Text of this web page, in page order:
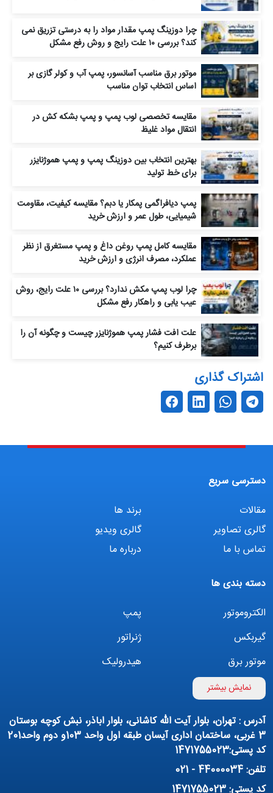
چرا دوزینگ پمپ مقدار مواد را به‌ درستی تزریق نمی‌
کند؟ بررسی ۱۰ علت رایج و روش رفع مشکل
موتور برق مناسب آسانسور، پمپ آب و کولر گازی بر
اساس انتخاب توان مناسب
مقایسه تخصصی لوب پمپ و پمپ بشکه‌ کش در
انتقال مواد غلیظ
بهترین انتخاب بین دوزینگ پمپ و پمپ هموژنایزر
برای خط تولید
پمپ دیافراگمی پمکار یا دبم؟ مقایسه کیفیت، مقاومت
شیمیایی، طول عمر و ارزش خرید
مقایسه کامل پمپ روغن داغ و پمپ مستغرق از نظر
عملکرد، مصرف انرژی و ارزش خرید
چرا لوب پمپ مکش ندارد؟ بررسی ۱۰ علت رایج، روش
عیب‌ یابی و راهکار رفع مشکل
علت افت فشار پمپ هموژنایزر چیست و چگونه آن را
برطرف کنیم؟
اشتراک گذاری
دسترسی سریع
مقالات
برند ها
گالری تصاویر
گالری ویدیو
تماس با ما
درباره ما
دسته بندی ها
الکتروموتور
پمپ
گیربکس
ژنراتور
موتور برق
هیدرولیک
اینورتر
تهویه مطبوع
پمپ هواده
پمپ وکیوم
فیلتراسیون و تصفیه
منبع آب (تانکر آب)
نمایش بیشتر
آدرس : تهران، بلوار آیت الله کاشانی، بلوار اباذر، نبش کوچه بوستان
3 غربی، ساختمان اداری آیسان طبقه اول واحد 103و دوم واحد201
کد پستی:1471755023
تلفن: 44000034 - 021